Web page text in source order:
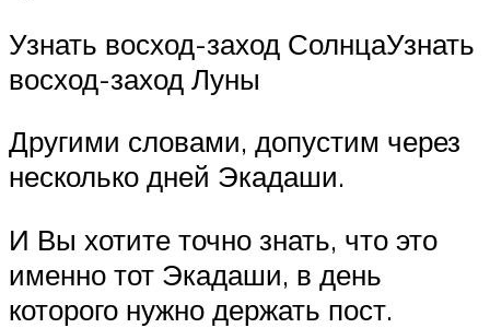
Узнать восход-заход СолнцаУзнать
восход-заход Луны
Другими словами, допустим через
несколько дней Экадаши.
И Вы хотите точно знать, что это
именно тот Экадаши, в день
которого нужно держать пост.